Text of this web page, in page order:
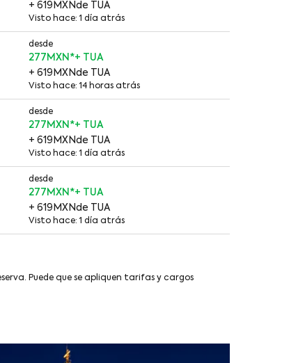
+ 619MXNde TUA
Visto hace: 1 día atrás
desde
277MXN *
+ 619MXNde TUA
Visto hace: 14 horas atrás
desde
277MXN *
+ 619MXNde TUA
Visto hace: 1 día atrás
desde
277MXN *
+ 619MXNde TUA
Visto hace: 1 día atrás
Puede que se apliquen tarifas y cargos